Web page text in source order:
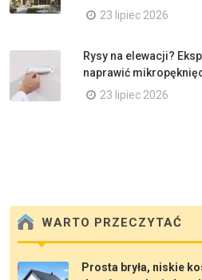
23 lipiec 2026
Rysy na elewacji?
naprawić
23 lipiec 2026
WARTO PRZECZYTAĆ
Prosta bryła, niskie